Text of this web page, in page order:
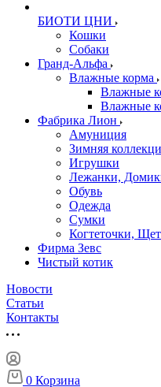
БИОТИ ЦНИ
Кошки
Собаки
Гранд-Альфа
Влажные корма
Влажные
Влажные
Фабрика Лион
Амуниция
Зимняя
Игрушки
Лежанки,
Обувь
Одежда
Сумки
Когтеточки,
Фирма Зевс
Чистый котик
Новости
Статьи
Контакты
0 Корзина